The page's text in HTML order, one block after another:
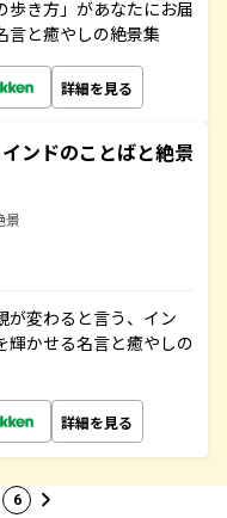
歩き方」があなたにお届
言と癒やしの絶景集
詳細を見る
ンドのことばと絶景
景
が変わると言う、イン
輝かせる名言と癒やしの
詳細を見る
6